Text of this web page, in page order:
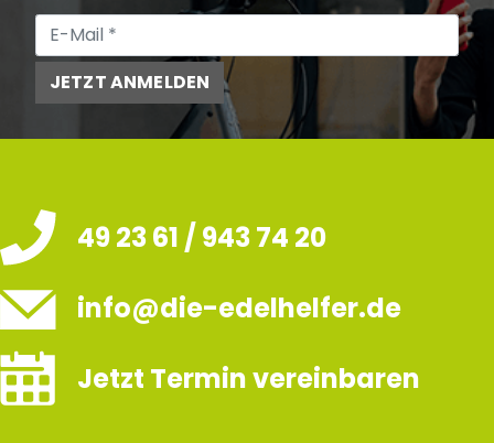
JETZT ANMELDEN
49 23 61 / 943 74 20
info@die-edelhelfer.de
Jetzt Termin vereinbaren